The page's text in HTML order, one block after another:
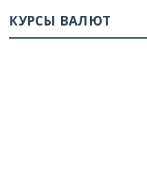
КУРСЫ ВАЛЮТ